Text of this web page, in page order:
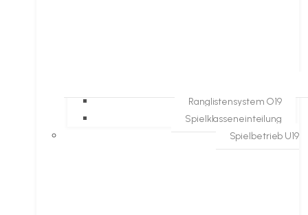
Ranglistensystem O19
Spielklasseneinteilung
Spielbetrieb U19